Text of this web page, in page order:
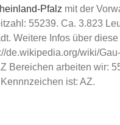
Pfalz mit der
55239. Ca. 3.823
Weitere Infos über
de.wikipedia.org/wiki/
Bereichen arbeiten wir:
ist: AZ.